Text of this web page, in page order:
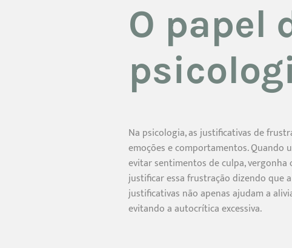
O papel
Na psicologia, as justificativas de
emoções e comportamentos. Quando
evitar sentimentos de culpa,
justificar essa frustração dizendo que
justificativas não apenas ajudam a
evitando a autocrítica excessiva.